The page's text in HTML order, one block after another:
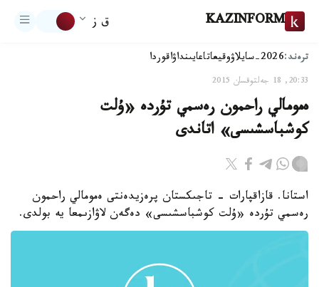
KAZINFORM ق ز
ترەند:2026-سايلاۋ وقيعاتاعايىنداۋاقوردا
20:33, 18 جەلتوقسان 2015
ەمومالي راحمون رەسمي تۇردە «ۇلت
كوشباسشىسى» اتاندى
استانا. قازاقپارات - تاجىكستان پرەزيدەنتى ەمومالي راحمون
رەسمي تۇردە «ۇلت كوشباسشىسى» دەگەن لاۋازىمعا يە بولدى.